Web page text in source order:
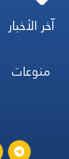
آخر الأخبار
منوعات